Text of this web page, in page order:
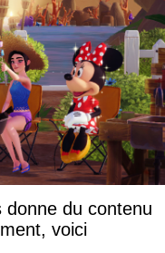
donne du contenu
voici